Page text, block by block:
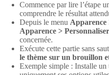
Commence par lire l’étape
comprendre le résultat
Depuis le menu Apparence
Apparence > Personnaliser
concernée.
Exécute cette partie sans
le thème sur un brouillon
Exemple simple : Installe un